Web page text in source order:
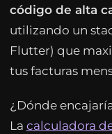
código de alta
utilizando un
Flutter) que
tus facturas
¿Dónde
La calculadora